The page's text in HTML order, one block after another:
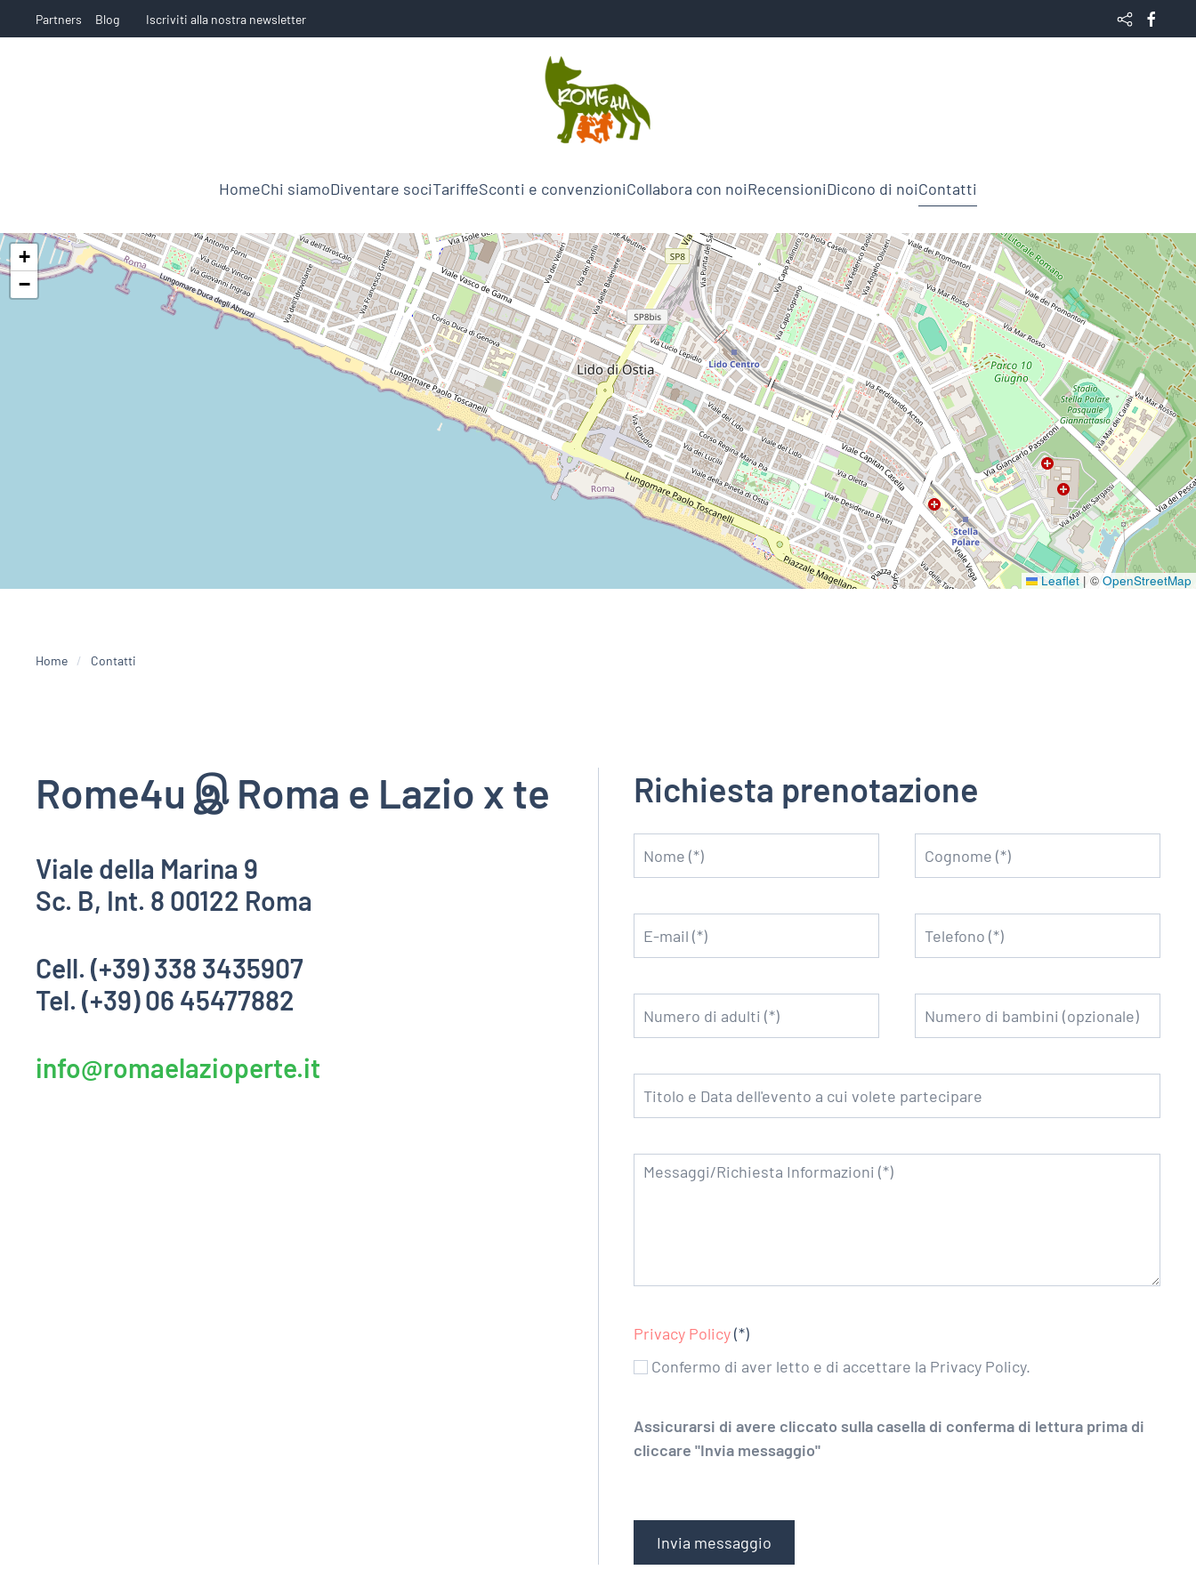
Partners Blog Iscriviti alla nostra newsletter
HomeChi siamoDiventare sociTariffeSconti e convenzioniCollabora con noiRecensioniDicono di noiContatti
+
−
Leaflet | © OpenStreetMap
Home Contatti
Rome4u இ Roma e Lazio x te
Viale della Marina 9
Sc. B, Int. 8 00122 Roma
Cell. (+39) 338 3435907
Tel. (+39) 06 45477882
info@romaelazioperte.it
Richiesta prenotazione
Privacy Policy(*)
Confermo di aver letto e di accettare la Privacy Policy.
Assicurarsi di avere cliccato sulla casella di conferma di lettura prima di
cliccare "Invia messaggio"
Invia messaggio